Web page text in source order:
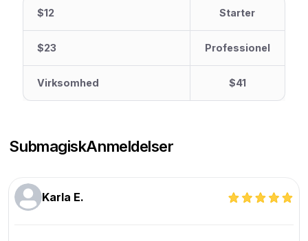
$12 Starter
$23 Professionel
Virksomhed $41
SubmagiskAnmeldelser
Karla E.